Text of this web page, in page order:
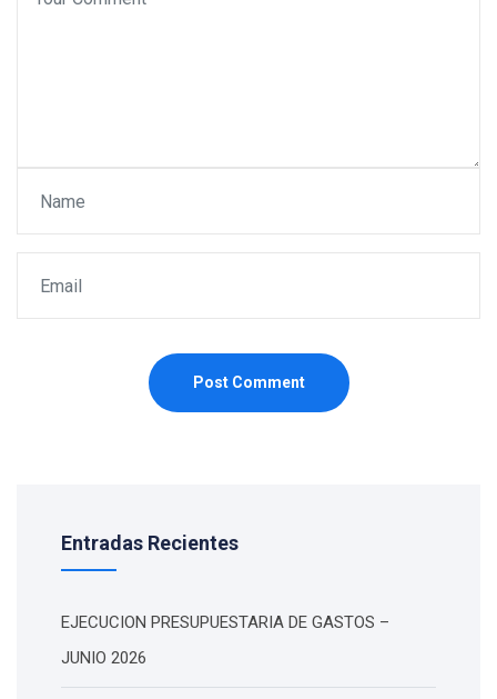
Post Comment
Entradas Recientes
EJECUCION PRESUPUESTARIA DE GASTOS –
JUNIO 2026